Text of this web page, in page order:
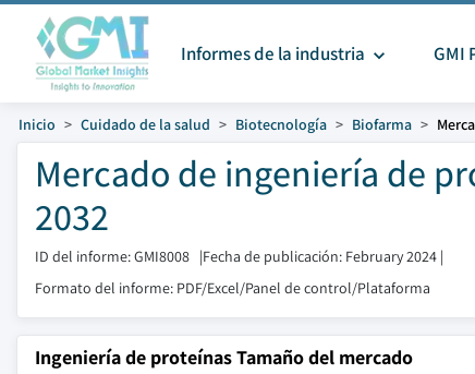
Informes de la industria GMI
Inicio Cuidado de la salud Biotecnología Biofarma
Mercado de ingeniería de
2032
ID del informe: GMI8008 |Fecha de publicación: February 2024 |
Formato del informe: PDF/Excel/Panel de control/Plataforma
Ingeniería de proteínas Tamaño del mercado